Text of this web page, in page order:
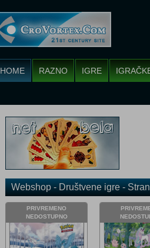
HOME RAZNO IGRE
Webshop - Društvene igre -
PRIVREMENO
NEDOSTUPNO